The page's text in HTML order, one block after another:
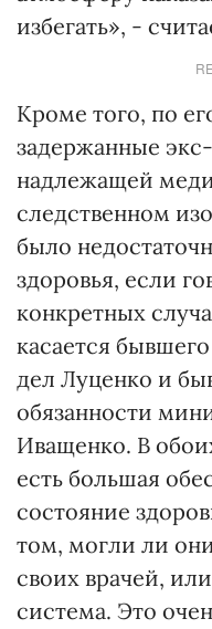
избегать», -
Кроме того, по
задержанные
надлежащей
следственном
было
здоровья, если
конкретных
касается
дел Луценко и
обязанности
Иващенко. В
есть большая
состояние
том, могли ли
своих врачей,
система. Это